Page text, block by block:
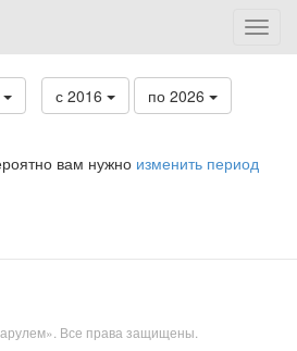
с 2016 по 2026
вам нужно изменить период
Все права защищены.